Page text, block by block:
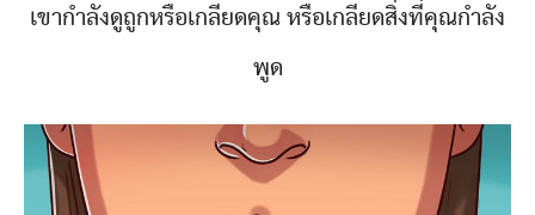
เขากำลังดูถูกหรือเกลียดคุณ หรือเกลียดสิ่งที่คุณกำลัง
พูด